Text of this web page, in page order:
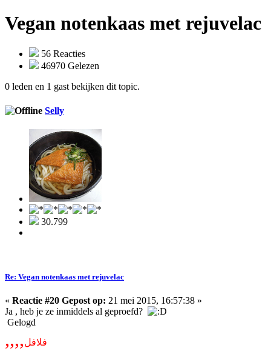
Vegan notenkaas met rejuvelac
56 Reacties
46970 Gelezen
0 leden en 1 gast bekijken dit topic.
Selly
30.799
Re: Vegan notenkaas met rejuvelac
« Reactie #20 Gepost op: 21 mei 2015, 16:57:38 »
Ja , heb je ze inmiddels al geproefd?
Gelogd
,,,,فلافل